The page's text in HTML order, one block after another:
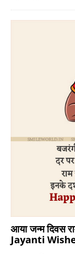
आया जन्म दिवस
Jayanti